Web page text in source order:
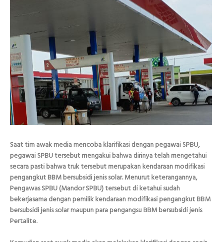
Saat tim awak media mencoba klarifikasi dengan pegawai SPBU,
pegawai SPBU tersebut mengakui bahwa dirinya telah mengetahui
secara pasti bahwa truk tersebut merupakan kendaraan modifikasi
pengangkut BBM bersubsidi jenis solar. Menurut keterangannya,
Pengawas SPBU (Mandor SPBU) tersebut di ketahui sudah
bekerjasama dengan pemilik kendaraan modifikasi pengangkut BBM
bersubsidi jenis solar maupun para pengangsu BBM bersubsidi jenis
Pertalite.